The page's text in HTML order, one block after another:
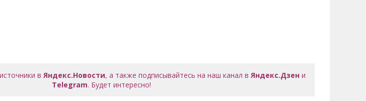
вЯндекс.Новости, а также подписывайтесь на наш канал вЯндекс.Дзен и
Telegram. Будет интересно!